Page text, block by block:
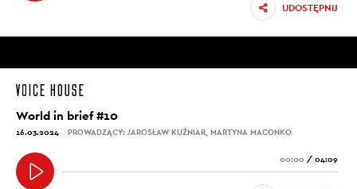
UDOSTĘPNIJ
World in brief #10
16.03.2024 PROWADZĄCY: JAROSŁAW KUŹNIAR, MARTYNA MACONKO
00:00 / 04:09